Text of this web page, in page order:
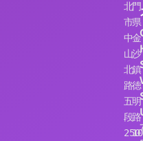
北
市
中
山
北
路
五
段
250
門
県
金
沙
鎮
徳
明
路